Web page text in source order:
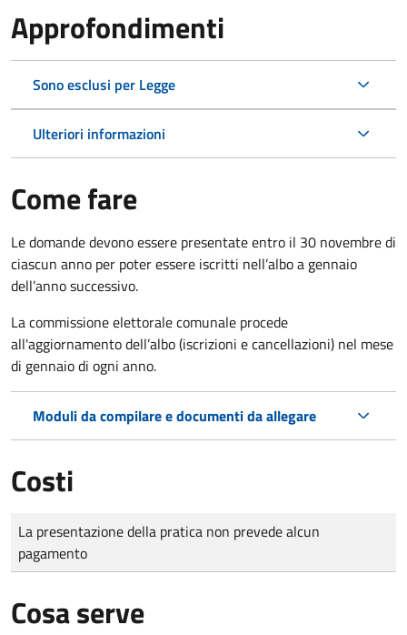
Approfondimenti
Sono esclusi per Legge
Ulteriori informazioni
Come fare
Le domandedevono essere presentate entro il 30 novembre di
ciascun anno per poter essere iscritti nell’albo a gennaio
dell’anno successivo.
La commissione elettorale comunale procede
all'aggiornamento dell’albo (iscrizioni e cancellazioni) nel mese
di gennaio di ogni anno.
Moduli da compilare e documenti da allegare
Costi
Tipo di pagamento
Importo
La presentazione della pratica non prevede alcun
pagamento
Cosa serve